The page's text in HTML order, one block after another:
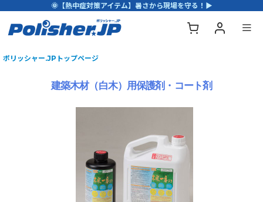
🌞【熱中症対策アイテム】暑さから現場を守る！▶
ポリッシャー.JPトップページ
建築木材（白木）用保護剤・コート剤